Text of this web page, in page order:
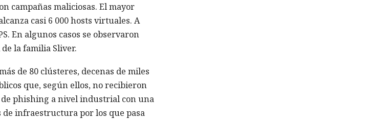
campañas maliciosas. El mayor
casi 6 000 hosts virtuales. A
En algunos casos se observaron
la familia Sliver.
de 80 clústeres, decenas de miles
que, según ellos, no recibieron
phishing a nivel industrial con una
infraestructura por los que pasa